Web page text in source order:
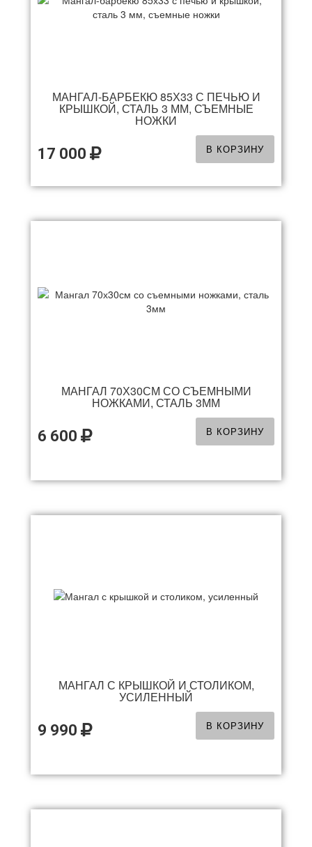
МАНГАЛ-БАРБЕКЮ 85Х33 С ПЕЧЬЮ И
КРЫШКОЙ, СТАЛЬ 3 ММ, СЪЕМНЫЕ
НОЖКИ
17 000 В КОРЗИНУ
МАНГАЛ 70Х30СМ СО СЪЕМНЫМИ
НОЖКАМИ, СТАЛЬ 3ММ
6 600 В КОРЗИНУ
МАНГАЛ С КРЫШКОЙ И СТОЛИКОМ,
УСИЛЕННЫЙ
9 990 В КОРЗИНУ